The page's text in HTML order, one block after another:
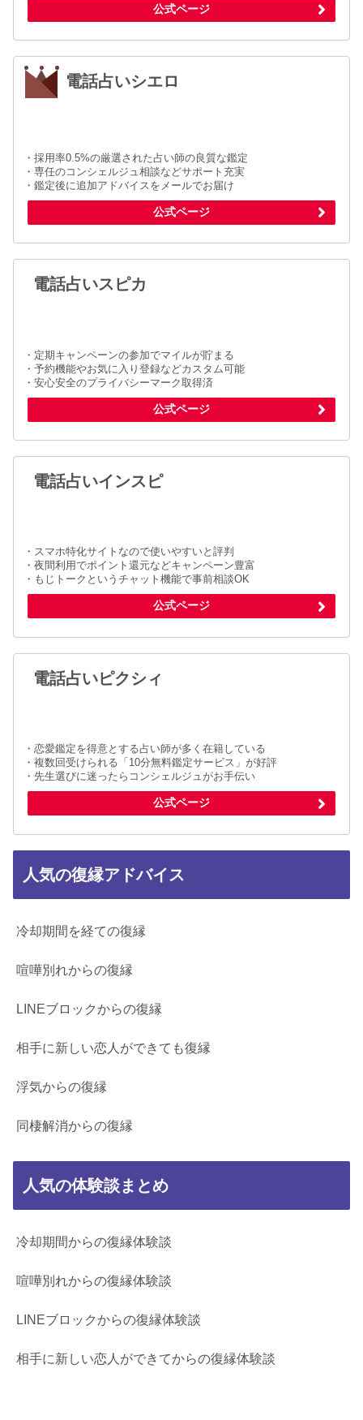
公式ページ
電話占いシエロ
・採用率0.5%の厳選された占い師の良質な鑑定
・専任のコンシェルジュ相談などサポート充実
・鑑定後に追加アドバイスをメールでお届け
公式ページ
電話占いスピカ
・定期キャンペーンの参加でマイルが貯まる
・予約機能やお気に入り登録などカスタム可能
・安心安全のプライバシーマーク取得済
公式ページ
電話占いインスピ
・スマホ特化サイトなので使いやすいと評判
・夜間利用でポイント還元などキャンペーン豊富
・もじトークというチャット機能で事前相談OK
公式ページ
電話占いピクシィ
・恋愛鑑定を得意とする占い師が多く在籍している
・複数回受けられる「10分無料鑑定サービス」が好評
・先生選びに迷ったらコンシェルジュがお手伝い
公式ページ
人気の復縁アドバイス
冷却期間を経ての復縁
喧嘩別れからの復縁
LINEブロックからの復縁
相手に新しい恋人ができても復縁
浮気からの復縁
同棲解消からの復縁
人気の体験談まとめ
冷却期間からの復縁体験談
喧嘩別れからの復縁体験談
LINEブロックからの復縁体験談
相手に新しい恋人ができてからの復縁体験談